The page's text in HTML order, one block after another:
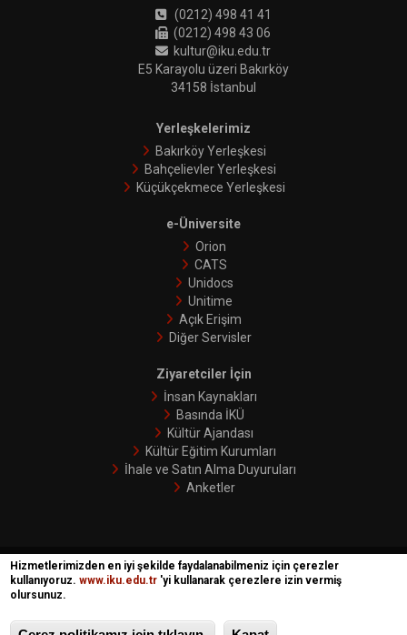
(0212) 498 41 41
(0212) 498 43 06
kultur@iku.edu.tr
E5 Karayolu üzeri Bakırköy
34158 İstanbul
Yerleşkelerimiz
Bakırköy Yerleşkesi
Bahçelievler Yerleşkesi
Küçükçekmece Yerleşkesi
e-Üniversite
Orion
CATS
Unidocs
Unitime
Açık Erişim
Diğer Servisler
Ziyaretciler İçin
İnsan Kaynakları
Basında İKÜ
Kültür Ajandası
Kültür Eğitim Kurumları
İhale ve Satın Alma Duyuruları
Anketler
İKÜ © 2018 | Phoenix
Hizmetlerimizden en iyi şekilde faydalanabilmeniz için çerezler
kullanıyoruz.www.iku.edu.tr 'yi kullanarak çerezlere izin vermiş
olursunuz.